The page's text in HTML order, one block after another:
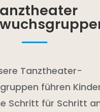
Tanztheater-
führen
Schritt für Schritt